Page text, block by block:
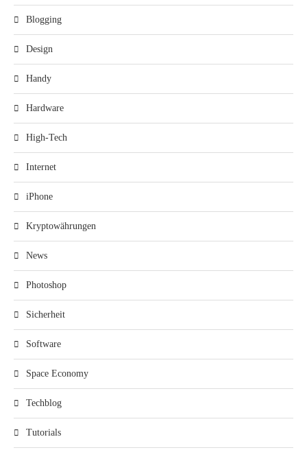
Blogging
Design
Handy
Hardware
High-Tech
Internet
iPhone
Kryptowährungen
News
Photoshop
Sicherheit
Software
Space Economy
Techblog
Tutorials